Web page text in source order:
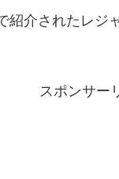
紹介されたレジ
スポンサー